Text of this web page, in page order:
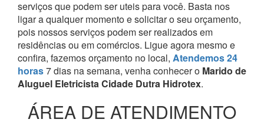
serviços que podem ser uteis para você. Basta nos
ligar a qualquer momento e solicitar o seu orçamento,
pois nossos serviços podem ser realizados em
residências ou em comércios. Ligue agora mesmo e
confira, fazemos orçamento no local, Atendemos 24
horas7 dias na semana, venha conhecer o Marido de
Aluguel Eletricista Cidade Dutra Hidrotex.
ÁREA DE ATENDIMENTO